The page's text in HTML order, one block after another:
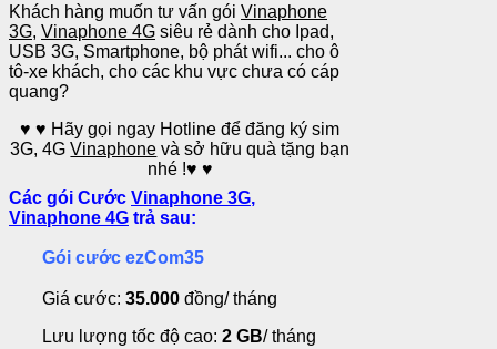
Khách hàng muốn tư vấn gói Vinaphone
3G, Vinaphone 4G siêu rẻ dành cho Ipad,
USB 3G, Smartphone, bộ phát wifi... cho ô
tô-xe khách, cho các khu vực chưa có cáp
quang?
♥♥ Hãy gọi ngay Hotline để đăng ký sim
3G, 4GVinaphone và sở hữu quà tặng bạn
nhé !♥ ♥
Các gói Cước Vinaphone 3G,
Vinaphone 4G trả sau:
Gói cước ezCom35
Giá cước: 35.000 đồng/ tháng
Lưu lượng tốc độ cao: 2 GB/ tháng